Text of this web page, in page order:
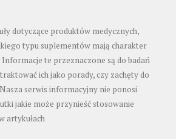
dotyczące produktów medycznych,
typu suplementów mają charakter
te przeznaczone są do badań
ich jako porady, czy zachęty do
serwis informacyjny nie ponosi
jakie może przynieść stosowanie
artykułach